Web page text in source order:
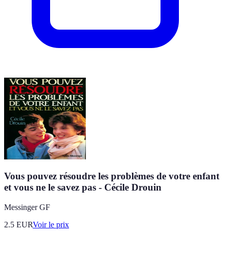
Vous pouvez résoudre les problèmes de votre enfant
et vous ne le savez pas - Cécile Drouin
Messinger GF
2.5 EURVoir le prix